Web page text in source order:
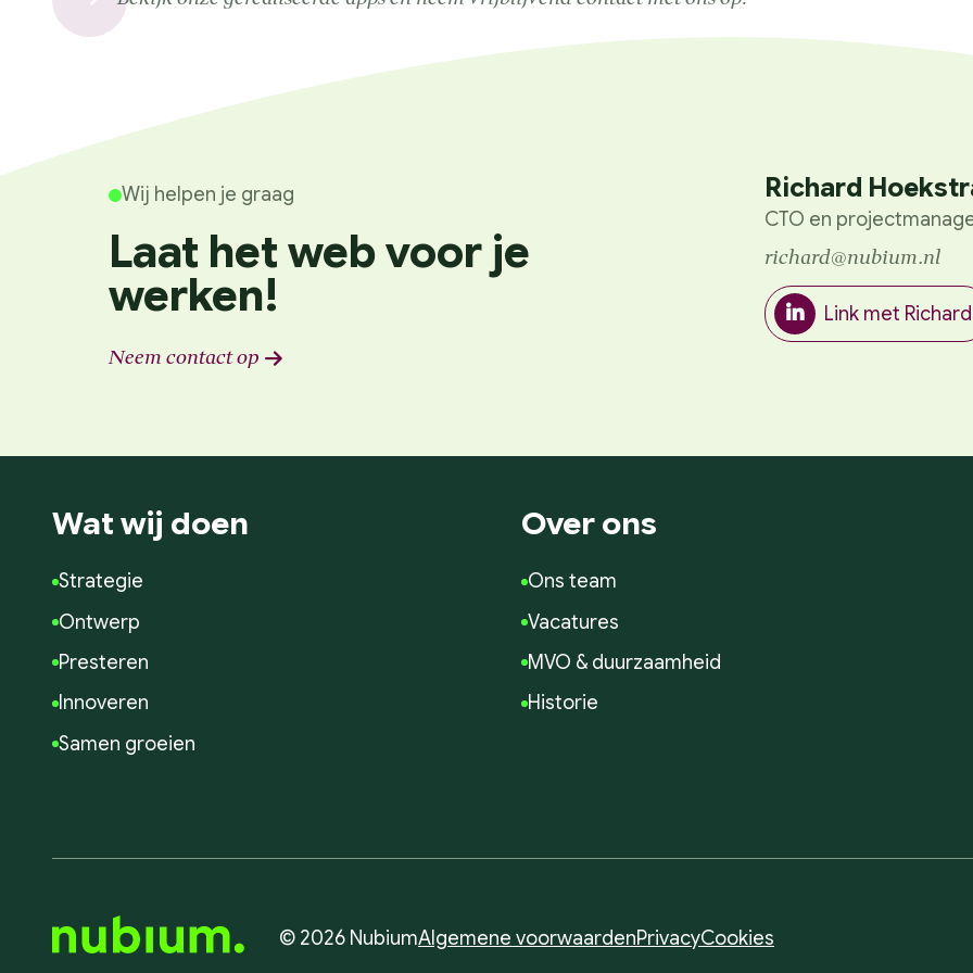
Wij helpen je graag
Laat het web voor je
werken!
Neem contact op
Richard
CTO en
richard@nubium.nl
Link met Richard
Wat wij doen
Strategie
Ontwerp
Presteren
Innoveren
Samen groeien
Over ons
Ons team
Vacatures
MVO & duurzaamheid
Historie
© 2026 NubiumAlgemene voorwaardenPrivacyCookies